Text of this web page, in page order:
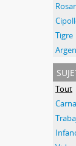
Tigre
Tout